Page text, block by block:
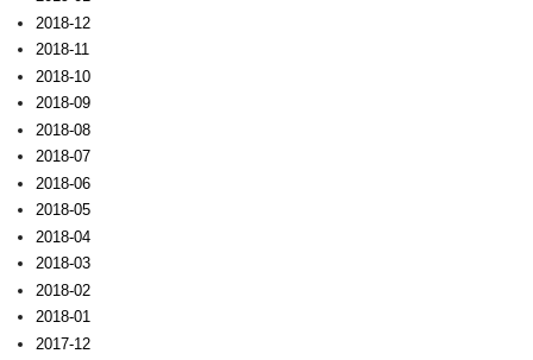
2018-12
2018-11
2018-10
2018-09
2018-08
2018-07
2018-06
2018-05
2018-04
2018-03
2018-02
2018-01
2017-12